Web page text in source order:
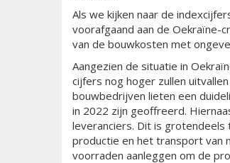
Als we kijken naar de
voorafgaand aan de Oekraïne-
van de bouwkosten met
Aangezien de situatie in
cijfers nog hoger zullen
bouwbedrijven lieten een
in 2022 zijn geoffreerd.
leveranciers. Dit is
productie en het transport van
voorraden aanleggen om de